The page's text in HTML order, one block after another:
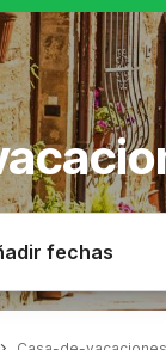
fechas